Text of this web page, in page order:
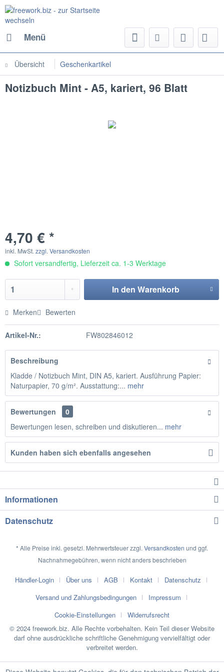
Menü
Übersicht Geschenkartikel
Notizbuch Mint - A5, kariert, 96 Blatt
4,70 € *
inkl. MwSt. zzgl. Versandkosten
Sofort versandfertig, Lieferzeit ca. 1-3 Werktage
In den Warenkorb
Merken Bewerten
Artikel-Nr.: FW802846012
Beschreibung
Kladde / Notizbuch Mint, DIN A5, kariert. Ausführung Papier:
Naturpapier, 70 g/m². Ausstattung:... mehr
Bewertungen
0
Bewertungen lesen, schreiben und diskutieren... mehr
Kunden haben sich ebenfalls angesehen
Informationen
Datenschutz
* Alle Preise inkl. gesetzl. Mehrwertsteuer zzgl. Versandkosten und ggf.
Nachnahmegebühren, wenn nicht anders beschrieben
Händler-Login Über uns AGB Kontakt
Datenschutz
Versand und Zahlungsbedingungen
Impressum
Cookie-Einstellungen
Widerrufsrecht
© 2024 freework.biz. Alle Rechte vorbehalten. Kein Teil dieser Website
darf ohne ausdrückliche schriftliche Genehmigung vervielfältigt oder
verbreitet werden.